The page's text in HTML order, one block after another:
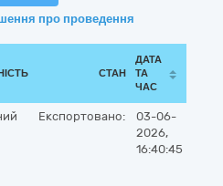
про проведення
СТАН
ДАТА
ТА
ЧАС
Експортовано:
03-06-
2026,
16:40:45